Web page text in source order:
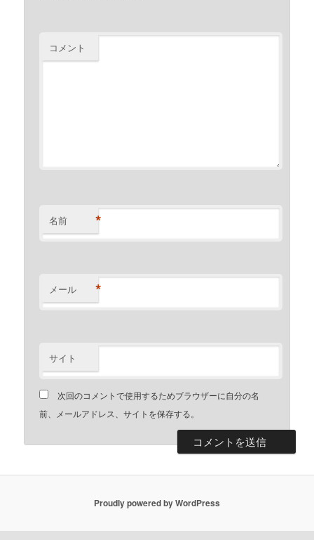
コメント
名前 *
メール *
サイト
次回のコメントで使用するためブラウザーに自分の名
前、メールアドレス、サイトを保存する。
Proudly powered by WordPress